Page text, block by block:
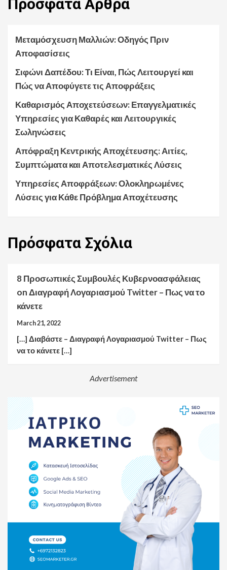
Πρόσφατα Άρθρα
Μεταμόσχευση Μαλλιών: Οδηγός Πριν
Αποφασίσεις
Σιφώνι Δαπέδου: Τι Είναι, Πώς Λειτουργεί και
Πώς να Αποφύγετε τις Αποφράξεις
Καθαρισμός Αποχετεύσεων: Επαγγελματικές
Υπηρεσίες για Καθαρές και Λειτουργικές
Σωληνώσεις
Απόφραξη Κεντρικής Αποχέτευσης: Αιτίες,
Συμπτώματα και Αποτελεσματικές Λύσεις
Υπηρεσίες Αποφράξεων: Ολοκληρωμένες
Λύσεις για Κάθε Πρόβλημα Αποχέτευσης
Πρόσφατα Σχόλια
8 Προσωπικές Συμβουλές Κυβερνοασφάλειας
onΔιαγραφή Λογαριασμού Twitter – Πως να το
κάνετε
March 21, 2022
[…] Διαβάστε – Διαγραφή Λογαριασμού Twitter – Πως
να το κάνετε […]
Advertisement